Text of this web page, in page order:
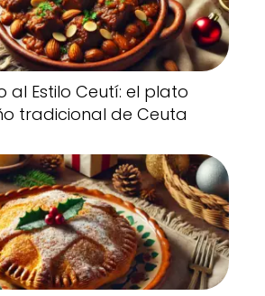
al Estilo Ceutí: el plato
tradicional de Ceuta